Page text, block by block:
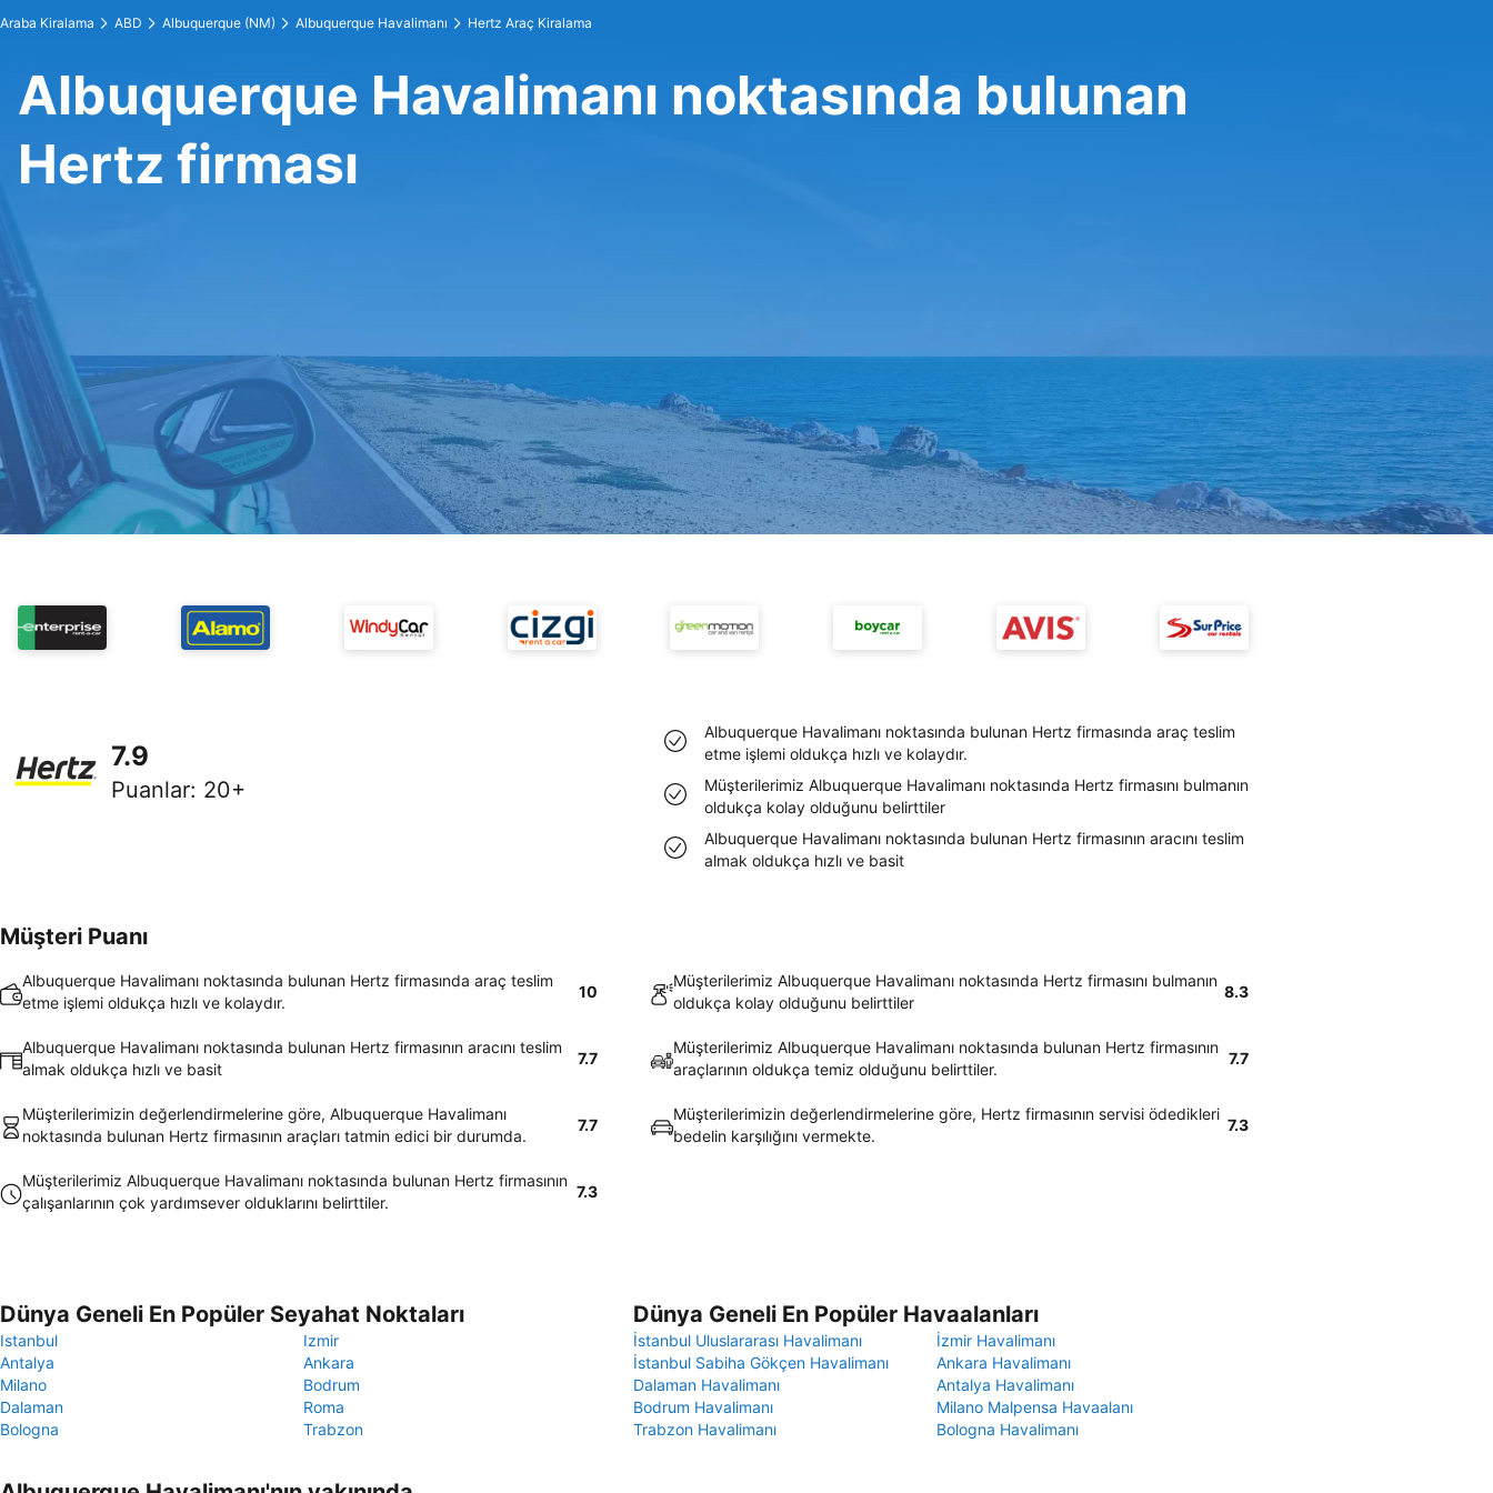
Araba Kiralama ABD Albuquerque (NM) Albuquerque Havalimanı Hertz Araç Kiralama
Albuquerque Havalimanı noktasında bulunan
Hertz firması
7.9
Puanlar: 20+
Albuquerque Havalimanı noktasında bulunan Hertz firmasında araç teslim
etme işlemi oldukça hızlı ve kolaydır.
Müşterilerimiz Albuquerque Havalimanı noktasında Hertz firmasını bulmanın
oldukça kolay olduğunu belirttiler
Albuquerque Havalimanı noktasında bulunan Hertz firmasının aracını teslim
almak oldukça hızlı ve basit
Müşteri Puanı
Albuquerque Havalimanı noktasında bulunan Hertz firmasında araç teslim
etme işlemi oldukça hızlı ve kolaydır.
10
Müşterilerimiz Albuquerque Havalimanı noktasında Hertz firmasını bulmanın
oldukça kolay olduğunu belirttiler
8.3
Albuquerque Havalimanı noktasında bulunan Hertz firmasının aracını teslim
almak oldukça hızlı ve basit
7.7
Müşterilerimiz Albuquerque Havalimanı noktasında bulunan Hertz firmasının
araçlarının oldukça temiz olduğunu belirttiler.
7.7
Müşterilerimizin değerlendirmelerine göre, Albuquerque Havalimanı
noktasında bulunan Hertz firmasının araçları tatmin edici bir durumda.
7.7
Müşterilerimizin değerlendirmelerine göre, Hertz firmasının servisi ödedikleri
bedelin karşılığını vermekte.
7.3
Müşterilerimiz Albuquerque Havalimanı noktasında bulunan Hertz firmasının
çalışanlarının çok yardımsever olduklarını belirttiler.
7.3
Dünya Geneli En Popüler Seyahat Noktaları
Istanbul
Izmir
Antalya
Ankara
Milano
Bodrum
Dalaman
Roma
Bologna
Trabzon
Dünya Geneli En Popüler Havaalanları
İstanbul Uluslararası Havalimanı
İzmir Havalimanı
İstanbul Sabiha Gökçen Havalimanı
Ankara Havalimanı
Dalaman Havalimanı
Antalya Havalimanı
Bodrum Havalimanı
Milano Malpensa Havaalanı
Trabzon Havalimanı
Bologna Havalimanı